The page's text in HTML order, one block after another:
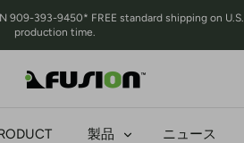
909-393-9450* FREE standard shipping on
production time.
製品 ニュース